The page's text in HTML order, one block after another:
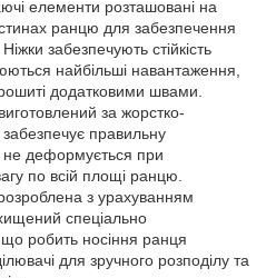
елементи розташовані на
ранцю для забезпечення
забезпечують стійкість
найбільші навантаження,
додатковими швами.
за жорстко-
правильну
деформується при
по всій площі ранцю.
з урахуванням
спеціально
робить носіння ранця
для зручного розподілу та